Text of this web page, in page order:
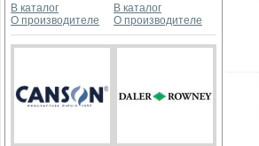
В каталог
О производителе
В каталог
О производителе